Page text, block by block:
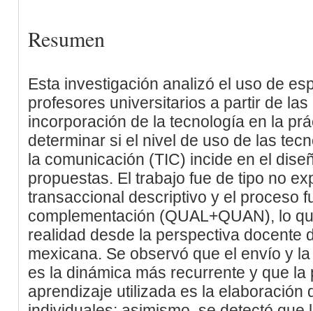
Resumen
Esta investigación analizó el uso de
profesores universitarios a partir de
incorporación de la tecnología en la
determinar si el nivel de uso de las
la comunicación (TIC) incide en el
propuestas. El trabajo fue de tipo no
transaccional descriptivo y el proceso
complementación (QUAL+QUAN), lo
realidad desde la perspectiva docente
mexicana. Se observó que el envío y
es la dinámica más recurrente y que
aprendizaje utilizada es la elaboración